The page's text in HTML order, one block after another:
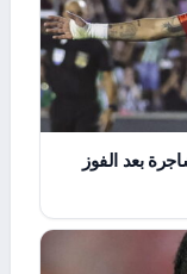
بعد الفوز